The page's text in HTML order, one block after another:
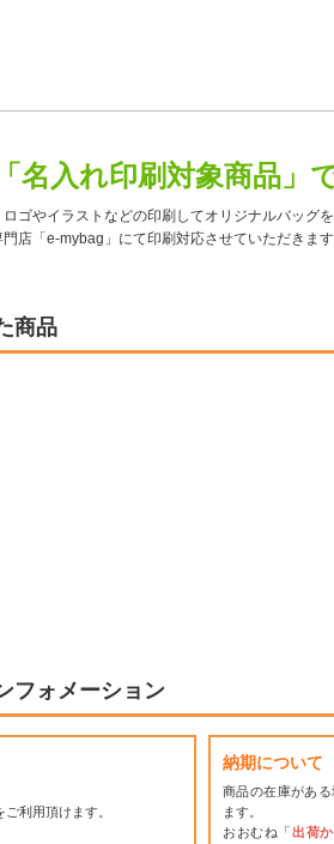
名入れ印刷対象商品」で
ゴやイラストなどの印刷してオリジナルバッグ
店「e-mybag」にて印刷対応させていただきます
商品
フォメーション
利用頂けます。
納期について
商品の在庫があ
ます。
おおむね「出荷